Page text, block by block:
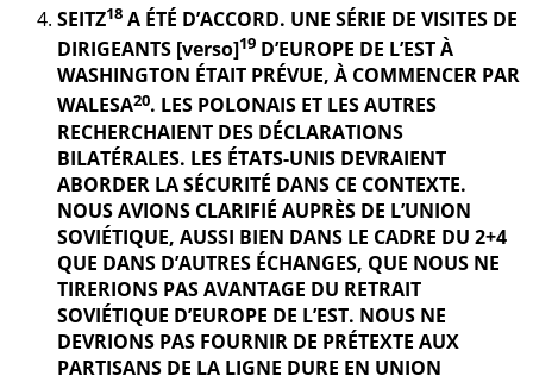
SEITZ18 A ÉTÉ D’ACCORD. UNE SÉRIE DE VISITES DE
DIRIGEANTS [verso]19 D’EUROPE DE L’EST À
WASHINGTON ÉTAIT PRÉVUE, À COMMENCER PAR
WALESA20. LES POLONAIS ET LES AUTRES
RECHERCHAIENT DES DÉCLARATIONS
BILATÉRALES. LES ÉTATS-UNIS DEVRAIENT
ABORDER LA SÉCURITÉ DANS CE CONTEXTE.
NOUS AVIONS CLARIFIÉ AUPRÈS DE L’UNION
SOVIÉTIQUE, AUSSI BIEN DANS LE CADRE DU 2+4
QUE DANS D’AUTRES ÉCHANGES, QUE NOUS NE
TIRERIONS PAS AVANTAGE DU RETRAIT
SOVIÉTIQUE D’EUROPE DE L’EST. NOUS NE
DEVRIONS PAS FOURNIR DE PRÉTEXTE AUX
PARTISANS DE LA LIGNE DURE EN UNION